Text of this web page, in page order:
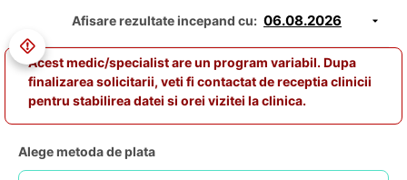
Afisare rezultate incepand cu:
Acest medic/specialist are un program variabil. Dupa
finalizarea solicitarii, veti fi contactat de receptia clinicii
pentru stabilirea datei si orei vizitei la clinica.
Alege metoda de plata